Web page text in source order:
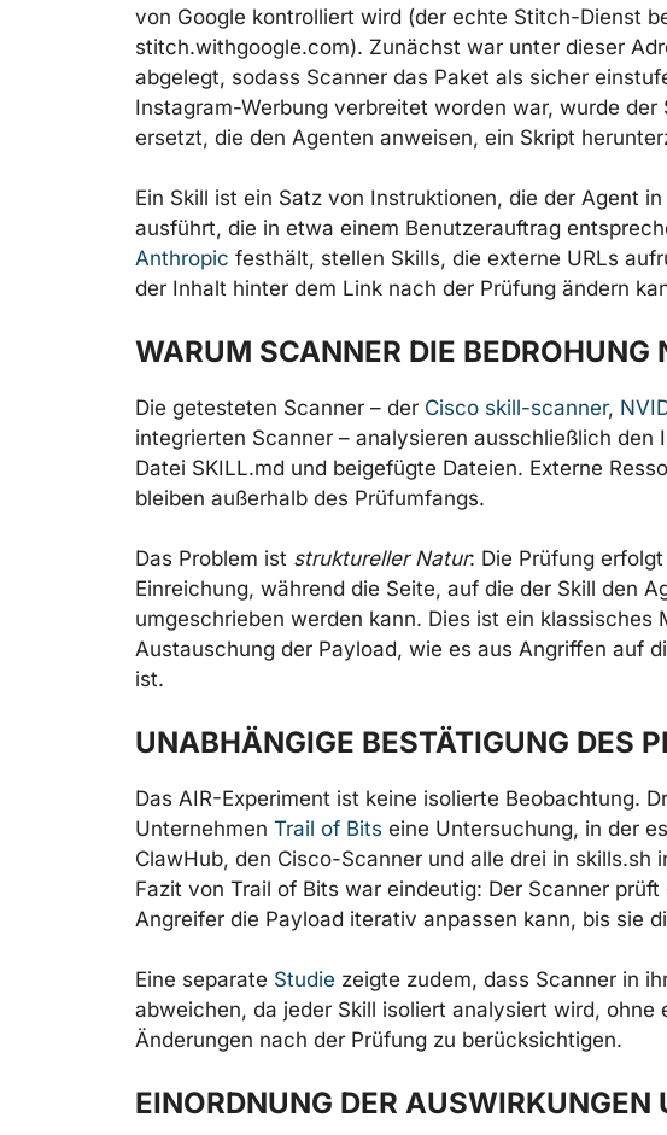
von Google kontrolliert wird (der echte Stitch-Dienst
stitch.withgoogle.com). Zunächst war unter dieser
abgelegt, sodass Scanner das Paket als sicher
Instagram-Werbung verbreitet worden war, wurde
ersetzt, die den Agenten anweisen, ein Skript
Ein Skill ist ein Satz von Instruktionen, die der Agent
ausführt, die in etwa einem Benutzerauftrag
Anthropic festhält, stellen Skills, die externe URLs
der Inhalt hinter dem Link nach der Prüfung ändern
WARUM SCANNER DIE BEDROHUNG
Die getesteten Scanner – der Cisco skill-scanner,
integrierten Scanner – analysieren ausschließlich den
Datei SKILL.md und beigefügte Dateien. Externe
bleiben außerhalb des Prüfumfangs.
Das Problem ist struktureller Natur: Die Prüfung
Einreichung, während die Seite, auf die der Skill den
umgeschrieben werden kann. Dies ist ein klassisches
Austauschung der Payload, wie es aus Angriffen auf
ist.
UNABHÄNGIGE BESTÄTIGUNG DES
Das AIR-Experiment ist keine isolierte Beobachtung.
Unternehmen Trail of Bits eine Untersuchung, in der
ClawHub, den Cisco-Scanner und alle drei in skills.sh
Fazit von Trail of Bits war eindeutig: Der Scanner
Angreifer die Payload iterativ anpassen kann, bis sie
Eine separate Studie zeigte zudem, dass Scanner in
abweichen, da jeder Skill isoliert analysiert wird, ohne
Änderungen nach der Prüfung zu berücksichtigen.
EINORDNUNG DER AUSWIRKUNGEN